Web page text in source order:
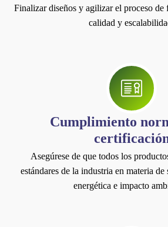
Finalizar diseños y agilizar el proceso de
calidad y
Cumplimiento
Asegúrese de que todos los
estándares de la industria en materia
energética e impacto